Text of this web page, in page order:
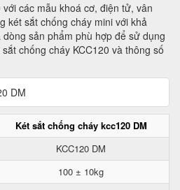
các mẫu khoá cơ, điện tử, vân
két sắt chống cháy mini với khả
sản phẩm phù hợp để sử dụng
chống cháy KCC120 và thông số
Két sắt chống cháy kcc120 DM
KCC120 DM
100 ± 10kg